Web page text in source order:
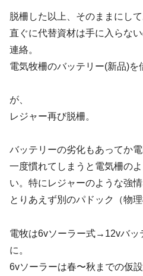
脱柵した以上、そのままにして
直ぐに代替資材は手に入らな
連絡。
電気牧柵のバッテリー(新品)を
が、
レジャー再び脱柵。
バッテリーの劣化もあってか電
一度慣れてしまうと電気柵の
い。特にレジャーのような強
とりあえず別のパドック（物理
電牧は6vソーラー式→12vバッ
に。
6vソーラーは春〜秋までの仮